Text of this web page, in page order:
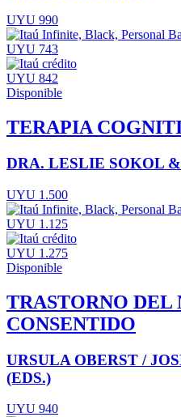
UYU 990
UYU 743
UYU 842
Disponible
TERAPIA
DRA. LESLIE SOKOL
UYU 1.500
UYU 1.125
UYU 1.275
Disponible
TRASTORNO DEL
CONSENTIDO
URSULA OBERST /
(EDS.)
UYU 940